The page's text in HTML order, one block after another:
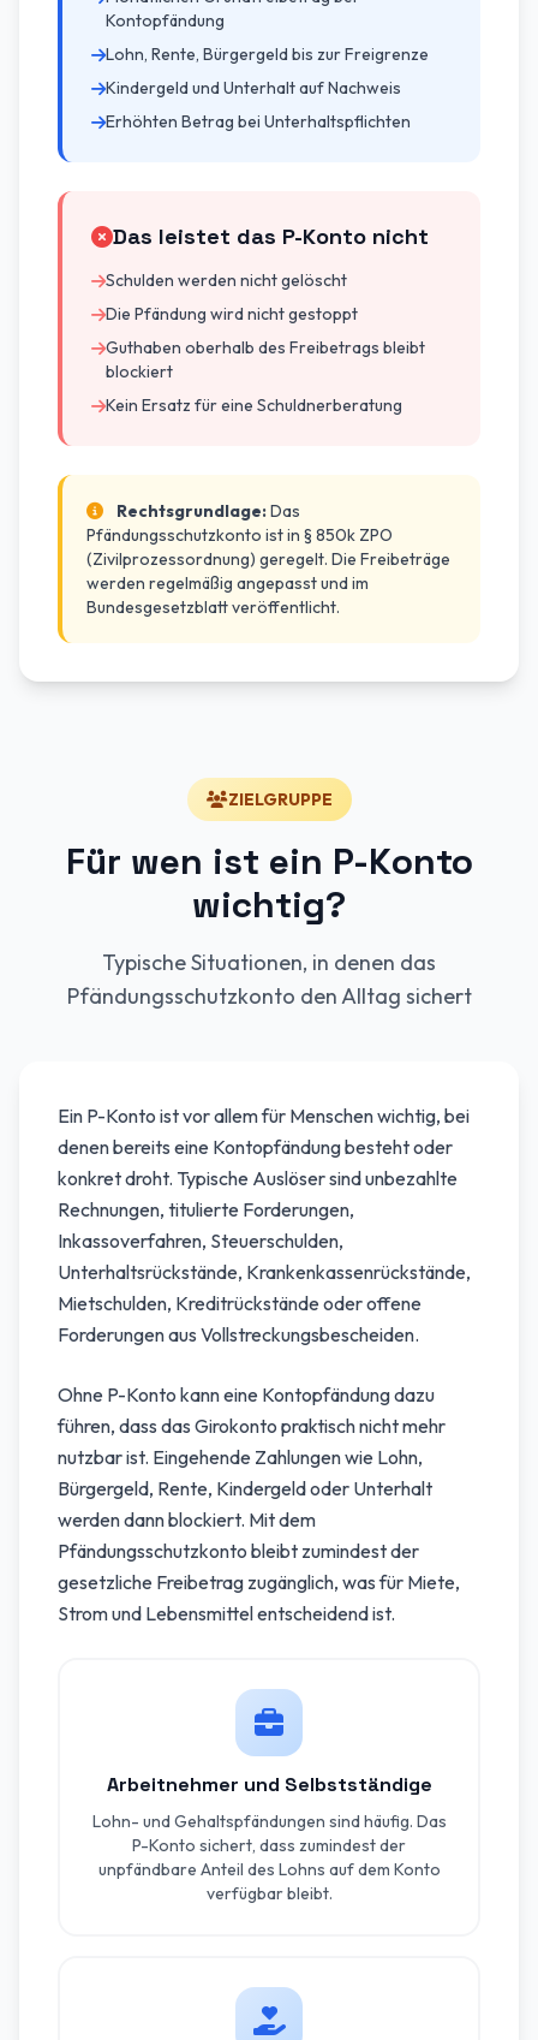
Kontopfändung
Lohn, Rente, Bürgergeld bis zur Freigrenze
Kindergeld und Unterhalt auf Nachweis
Erhöhten Betrag bei Unterhaltspflichten
Das leistet das P-Konto nicht
Schulden werden nicht gelöscht
Die Pfändung wird nicht gestoppt
Guthaben oberhalb des Freibetrags bleibt
blockiert
Kein Ersatz für eine Schuldnerberatung
Rechtsgrundlage:Das
Pfändungsschutzkonto ist in § 850k ZPO
(Zivilprozessordnung) geregelt. Die Freibeträge
werden regelmäßig angepasst und im
Bundesgesetzblatt veröffentlicht.
ZIELGRUPPE
Für wen ist ein P-Konto
wichtig?
Typische Situationen, in denen das
Pfändungsschutzkonto den Alltag sichert
Ein P-Konto ist vor allem für Menschen wichtig, bei
denen bereits eine Kontopfändung besteht oder
konkret droht. Typische Auslöser sind unbezahlte
Rechnungen, titulierte Forderungen,
Inkassoverfahren, Steuerschulden,
Unterhaltsrückstände, Krankenkassenrückstände,
Mietschulden, Kreditrückstände oder offene
Forderungen aus Vollstreckungsbescheiden.
Ohne P-Konto kann eine Kontopfändung dazu
führen, dass das Girokonto praktisch nicht mehr
nutzbar ist. Eingehende Zahlungen wie Lohn,
Bürgergeld, Rente, Kindergeld oder Unterhalt
werden dann blockiert. Mit dem
Pfändungsschutzkonto bleibt zumindest der
gesetzliche Freibetrag zugänglich, was für Miete,
Strom und Lebensmittel entscheidend ist.
Arbeitnehmer und Selbstständige
Lohn- und Gehaltspfändungen sind häufig. Das
P-Konto sichert, dass zumindest der
unpfändbare Anteil des Lohns auf dem Konto
verfügbar bleibt.